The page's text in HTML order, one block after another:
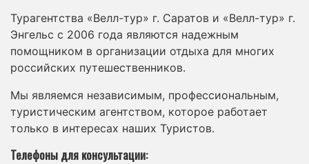
Турагентства «Велл-тур» г. Саратов и «Велл-тур» г.
Энгельс с 2006 года являются надежным
помощником в организации отдыха для многих
российских путешественников.
Мы являемся независимым, профессиональным,
туристическим агентством, которое работает
только в интересах наших Туристов.
Телефоны для консультации: